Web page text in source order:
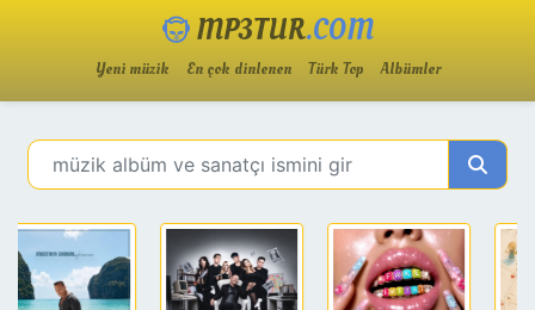
MP3TUR.COM
Yeni müzik En çok dinlenen Türk Top Albümler